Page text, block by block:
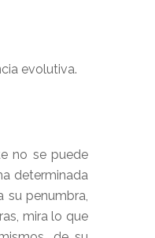
evolutiva.
no se puede
determinada
su penumbra,
mira lo que